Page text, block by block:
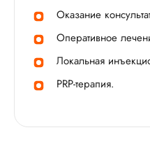
Оказание
Оперативное
Локальная
PRP-терапия.